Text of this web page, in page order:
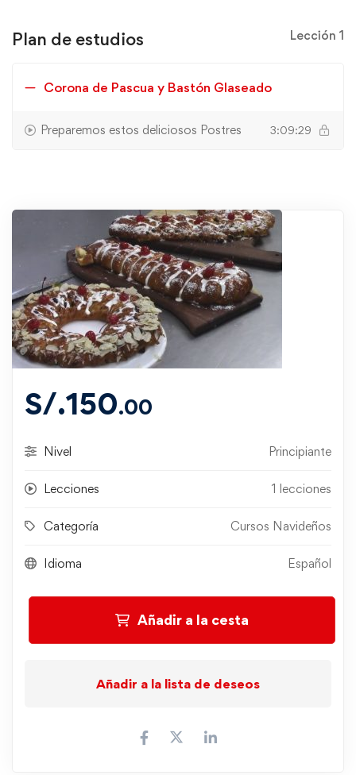
Plan de estudios Lección 1
Corona de Pascua y Bastón Glaseado
Preparemos estos deliciosos Postres 3:09:29
S/.150.00
Nivel Principiante
Lecciones 1 lecciones
Categoría Cursos Navideños
Idioma Español
Añadir a la cesta
Añadir a la lista de deseos